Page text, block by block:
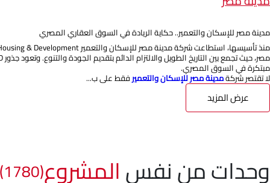
مدينة مصر للإسكان والتعمير.. حكاية الريادة في السوق العقاري المصري
مبتكرة في السوق المصري.
لا تقتصر شركةمدينة مصر للإسكان والتعميرفقط على ب...
عرض المزيد
وحدات من نفسالمشروع(1780)